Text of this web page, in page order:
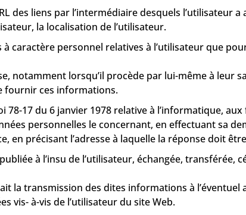
des liens par l’intermédiaire desquels l’utilisateur
la localisation de l’utilisateur.
caractère personnel relatives à l’utilisateur que
notamment lorsqu’il procède par lui-même à leur
fournir ces informations.
17 du 6 janvier 1978 relative à l’informatique,
personnelles le concernant, en effectuant sa
en précisant l’adresse à laquelle la réponse doit
à l’insu de l’utilisateur, échangée, transférée,
la transmission des dites informations à
vis- à-vis de l’utilisateur du site Web.